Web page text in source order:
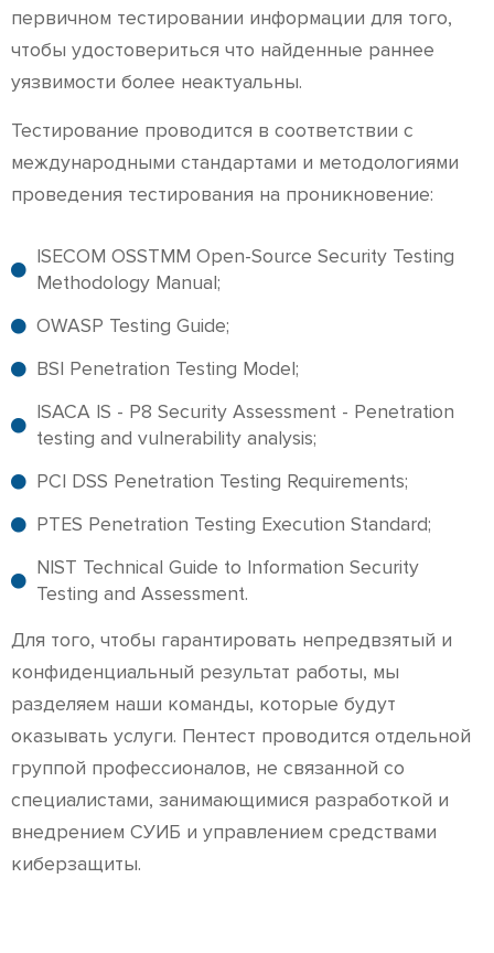
первичном тестировании информации для того,
чтобы удостовериться что найденные раннее
уязвимости более неактуальны.
Тестирование проводится в соответствии с
международными стандартами и методологиями
проведения тестирования на проникновение:
ISECOM OSSTMM Open-Source Security Testing
Methodology Manual;
OWASP Testing Guide;
BSI Penetration Testing Model;
ISACA IS - P8 Security Assessment - Penetration
testing and vulnerability analysis;
PCI DSS Penetration Testing Requirements;
PTES Penetration Testing Execution Standard;
NIST Technical Guide to Information Security
Testing and Assessment.
Для того, чтобы гарантировать непредвзятый и
конфиденциальный результат работы, мы
разделяем наши команды, которые будут
оказывать услуги. Пентест проводится отдельной
группой профессионалов, не связанной со
специалистами, занимающимися разработкой и
внедрением СУИБ и управлением средствами
киберзащиты.